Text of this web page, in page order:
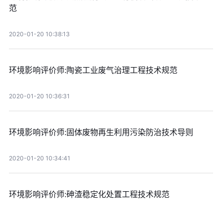
范
2020-01-20 10:38:13
环境影响评价师:陶瓷工业废气治理工程技术规范
2020-01-20 10:36:31
环境影响评价师:固体废物再生利用污染防治技术导则
2020-01-20 10:34:41
环境影响评价师:砷渣稳定化处置工程技术规范